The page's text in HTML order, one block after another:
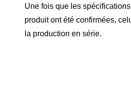
Une fois que les
produit ont été confirmées,
la production en série.